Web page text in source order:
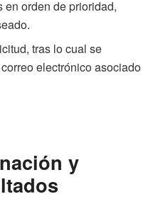
en orden de prioridad,
tras lo cual se
electrónico asociado
y